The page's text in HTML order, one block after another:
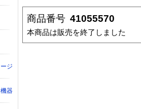
商品番号 41055570
本商品は販売を終了しました
ジ
器